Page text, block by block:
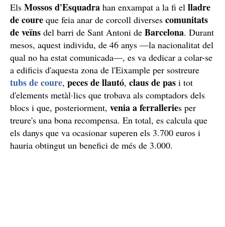
Els Mossos d'Esquadra han enxampat a la fi el lladre
de coure que feia anar de corcoll diverses comunitats
de veïns del barri de Sant Antoni de Barcelona. Durant
mesos, aquest individu, de 46 anys —la nacionalitat del
qual no ha estat comunicada—, es va dedicar a colar-se
a edificis d'aquesta zona de l'Eixample per sostreure
tubs de coure, peces de llautó, claus de pas i tot
d'elements metàl·lics que trobava als comptadors dels
blocs i que, posteriorment, venia a ferralleries per
treure's una bona recompensa. En total, es calcula que
els danys que va ocasionar superen els 3.700 euros i
hauria obtingut un benefici de més de 3.000.